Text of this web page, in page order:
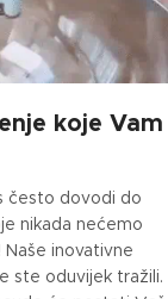
koje Vam
često dovodi do
nikada nećemo
inovativne
ste oduvijek tražili.